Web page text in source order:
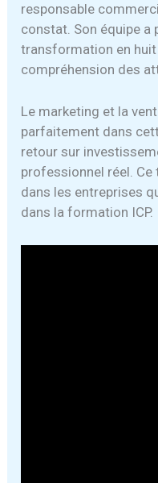
responsable
constat. Son équipe a
transformation en
compréhension des
Le marketing et la
parfaitement dans
retour sur
professionnel réel.
dans les entreprises
dans la formation ICP.